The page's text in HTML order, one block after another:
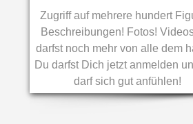
Zugriff auf mehrere hundert
Beschreibungen! Fotos!
darfst noch mehr von alle dem
Du darfst Dich jetzt anmelden
darf sich gut anfühlen!